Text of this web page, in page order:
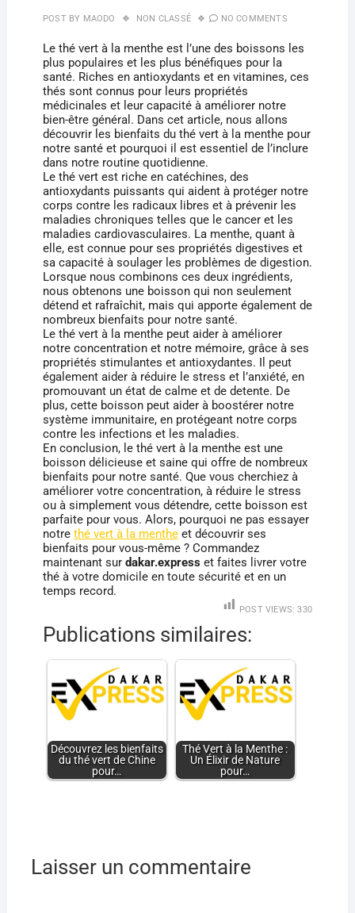
POST BY MAODO NON CLASSÉ NO COMMENTS
Le thé vert à la menthe est l’une des boissons les
plus populaires et les plus bénéfiques pour la
santé. Riches en antioxydants et en vitamines, ces
thés sont connus pour leurs propriétés
médicinales et leur capacité à améliorer notre
bien-être général. Dans cet article, nous allons
découvrir les bienfaits du thé vert à la menthe pour
notre santé et pourquoi il est essentiel de l’inclure
dans notre routine quotidienne.
Le thé vert est riche en catéchines, des
antioxydants puissants qui aident à protéger notre
corps contre les radicaux libres et à prévenir les
maladies chroniques telles que le cancer et les
maladies cardiovasculaires. La menthe, quant à
elle, est connue pour ses propriétés digestives et
sa capacité à soulager les problèmes de digestion.
Lorsque nous combinons ces deux ingrédients,
nous obtenons une boisson qui non seulement
détend et rafraîchit, mais qui apporte également de
nombreux bienfaits pour notre santé.
Le thé vert à la menthe peut aider à améliorer
notre concentration et notre mémoire, grâce à ses
propriétés stimulantes et antioxydantes. Il peut
également aider à réduire le stress et l’anxiété, en
promouvant un état de calme et de detente. De
plus, cette boisson peut aider à boostérer notre
système immunitaire, en protégeant notre corps
contre les infections et les maladies.
En conclusion, le thé vert à la menthe est une
boisson délicieuse et saine qui offre de nombreux
bienfaits pour notre santé. Que vous cherchiez à
améliorer votre concentration, à réduire le stress
ou à simplement vous détendre, cette boisson est
parfaite pour vous. Alors, pourquoi ne pas essayer
notre thé vert à la mentheet découvrir ses
bienfaits pour vous-même ? Commandez
maintenant sur dakar.expresset faites livrer votre
thé à votre domicile en toute sécurité et en un
temps record.
POST VIEWS: 330
Publications similaires:
Découvrez les bienfaits
du thé vert de Chine
pour…
Thé Vert à la Menthe :
Un Élixir de Nature
pour…
Laisser un commentaire